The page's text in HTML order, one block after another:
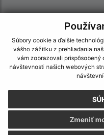
Súbory cookie a ďalšie
vášho zážitku z prehliadania
vám zobrazovali prispôsobený
návštevnosti našich webových
Zmeniť
Ochrana